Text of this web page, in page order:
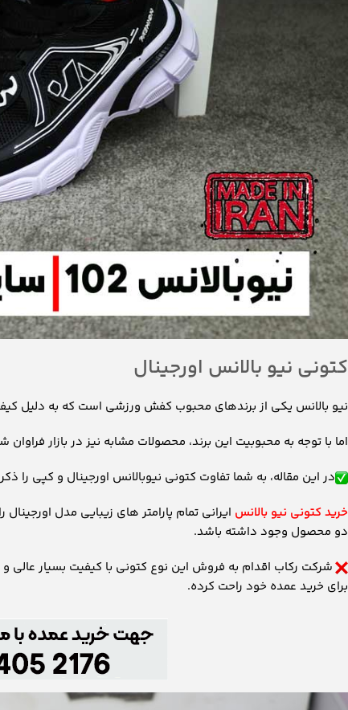
کتونی نیو بالانس اورجینال
نیو بالانس یکی از برندهای محبوب کفش ورزشی است که به دلیل
اما با توجه به محبوبیت این برند، محصولات مشابه نیز در بازار فراوان
در این مقاله، به شما تفاوت کتونی نیوبالانس اورجینال و کپی
خرید کتونی نیو بالانس ایرانی تمام پارامتر های زیبایی مدل
دو محصول وجود داشته باشد.
شرکت رکاب اقدام به فروش این نوع کتونی با کیفیت بسیار عالی
برای خرید عمده خود راحت کرده.